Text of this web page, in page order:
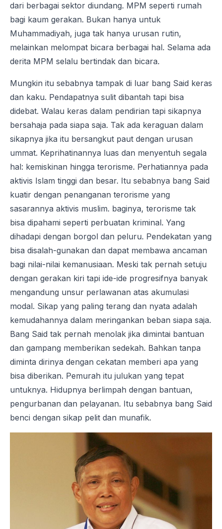
dari berbagai sektor diundang. MPM seperti rumah
bagi kaum gerakan. Bukan hanya untuk
Muhammadiyah, juga tak hanya urusan rutin,
melainkan melompat bicara berbagai hal. Selama ada
derita MPM selalu bertindak dan bicara.
Mungkin itu sebabnya tampak di luar bang Said keras
dan kaku. Pendapatnya sulit dibantah tapi bisa
didebat. Walau keras dalam pendirian tapi sikapnya
bersahaja pada siapa saja. Tak ada keraguan dalam
sikapnya jika itu bersangkut paut dengan urusan
ummat. Keprihatinannya luas dan menyentuh segala
hal: kemiskinan hingga terorisme. Perhatiannya pada
aktivis Islam tinggi dan besar. Itu sebabnya bang Said
kuatir dengan penanganan terorisme yang
sasarannya aktivis muslim. baginya, terorisme tak
bisa dipahami seperti perbuatan kriminal. Yang
dihadapi dengan borgol dan peluru. Pendekatan yang
bisa disalah-gunakan dan dapat membawa ancaman
bagi nilai-nilai kemanusiaan. Meski tak pernah setuju
dengan gerakan kiri tapi ide-ide progresifnya banyak
mengandung unsur perlawanan atas akumulasi
modal. Sikap yang paling terang dan nyata adalah
kemudahannya dalam meringankan beban siapa saja.
Bang Said tak pernah menolak jika dimintai bantuan
dan gampang memberikan sedekah. Bahkan tanpa
diminta dirinya dengan cekatan memberi apa yang
bisa diberikan. Pemurah itu julukan yang tepat
untuknya. Hidupnya berlimpah dengan bantuan,
pengurbanan dan pelayanan. Itu sebabnya bang Said
benci dengan sikap pelit dan munafik.